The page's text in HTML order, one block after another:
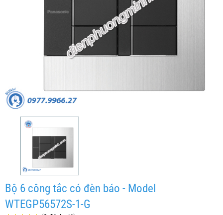
Bộ 6 công tắc có đèn báo - Model
WTEGP56572S-1-G